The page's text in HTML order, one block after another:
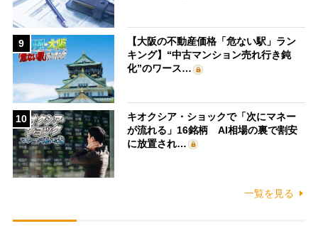
9
【大阪の不動産価格「危ない駅」ラン
キング】“中古マンション売れ行き鈍
化”のワース…
10
キオクシア・ショックで「次にマネー
が流れる」16銘柄 AI相場の裏で割安
に放置され…
一覧を見る